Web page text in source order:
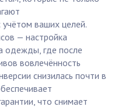
ваших целей.
— настройка
одежды, где после
вовлечённость
снизилась почти в
что снимает